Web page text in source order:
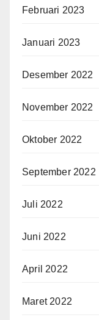
Februari 2023
Januari 2023
Desember 2022
November 2022
Oktober 2022
September 2022
Juli 2022
Juni 2022
April 2022
Maret 2022